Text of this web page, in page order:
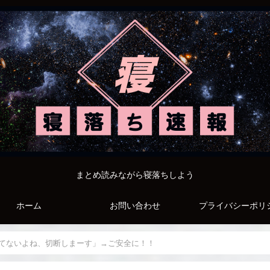
まとめ読みながら寝落ちしよう
ホーム お問い合わせ プライバシーポリ
ないよね、切断しまーす」→ご安全に！！